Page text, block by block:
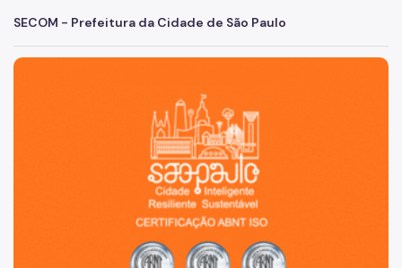
SECOM - Prefeitura da Cidade de São Paulo
São Paulo, cidade inteligente, resiliente e sustentável